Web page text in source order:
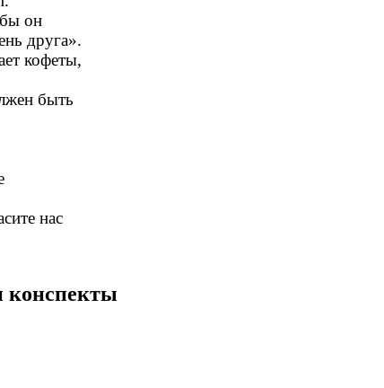
он
друга».
кофеты,
быть
нас
конспекты